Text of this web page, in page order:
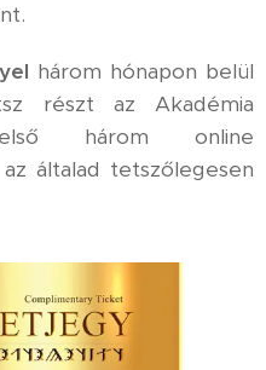
három hónapon belül
részt az Akadémia
első három online
általad tetszőlegesen